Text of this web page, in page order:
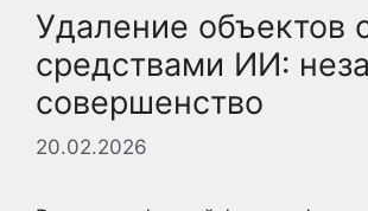
Удаление объектов
средствами ИИ:
совершенство
20.02.2026